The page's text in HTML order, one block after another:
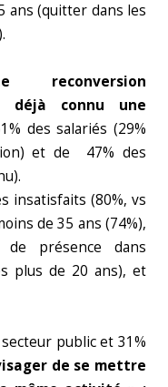
ans (quitter dans les
reconversion
déjà connu une
des salariés (29%
et de 47% des
insatisfaits (80%, vs
de 35 ans (74%),
présence dans
plus de 20 ans), et
public et 31%
de se mettre